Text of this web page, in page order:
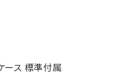
ース 標準付属